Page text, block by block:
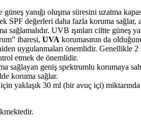
yanığı oluşma süresini uzatma
SPF değerleri daha fazla koruma
sağlamalıdır. UVB ışınları ciltte
ibaresi, UVA korumasının da
uygulanmaları önemlidir. Genellikle
etmek de önemlidir.
geniş spektrumlu korumaya
koruma sağlar.
30 ml (bir avuç içi)